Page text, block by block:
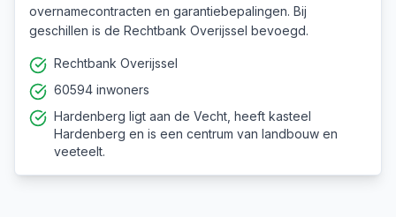
overnamecontracten en garantiebepalingen. Bij
geschillen is de Rechtbank Overijssel bevoegd.
Rechtbank Overijssel
60594 inwoners
Hardenberg ligt aan de Vecht, heeft kasteel
Hardenberg en is een centrum van landbouw en
veeteelt.